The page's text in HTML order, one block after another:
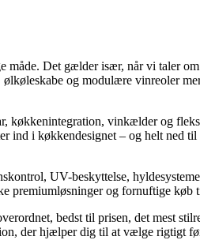
Det gælder især, når vi taler
og modulære vinreoler
køkkenintegration, vinkælder og
ind i køkkendesignet – og helt
UV-beskyttelse,
premiumløsninger og fornuftige køb
bedst til prisen, det mest
der hjælper dig til at vælge rigtigt